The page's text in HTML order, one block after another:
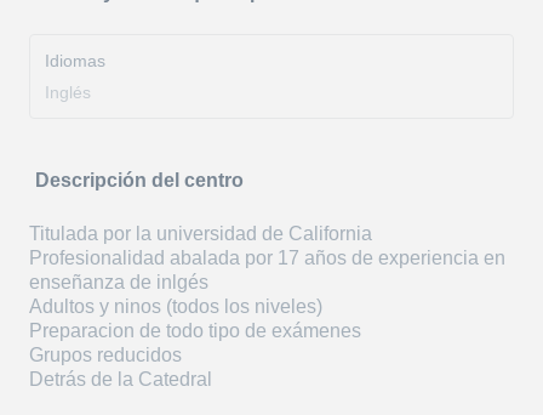
Idiomas
Inglés
Descripción del centro
Titulada por la universidad de California
Profesionalidad abalada por 17 años de experiencia en
enseñanza de inlgés
Adultos y ninos (todos los niveles)
Preparacion de todo tipo de exámenes
Grupos reducidos
Detrás de la Catedral